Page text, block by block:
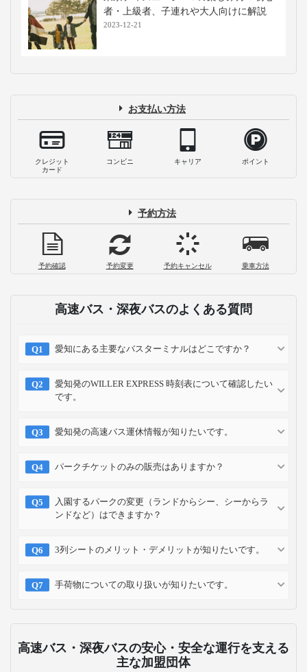
者・上級者、子連れや大人向けに解説
2023-12-21
お支払い方法
クレジット
カード
コンビニ キャリア ポイント
予約方法
予約確認 予約変更 予約キャンセル 乗車方法
高速バス・深夜バスのよくある質問
愛知にある主要なバスターミナルはどこですか？
愛知発のWILLER EXPRESS 時刻表について確認したい
です。
愛知発の高速バス運休情報が知りたいです。
パークチケットのみの販売はありますか？
入園するパークの変更（ランドからシー、シーからラ
ンドなど）はできますか？
3列シートのメリット・デメリットが知りたいです。
手荷物についての取り扱いが知りたいです。
高速バス・深夜バスの安心・安全な運行を支える
主な加盟団体